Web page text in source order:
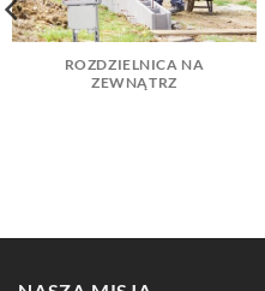
ROZDZIELNICA NA
ZEWNĄTRZ